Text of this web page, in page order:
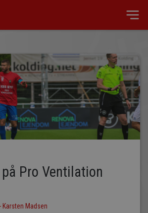
Pro Ventilation
Karsten Madsen